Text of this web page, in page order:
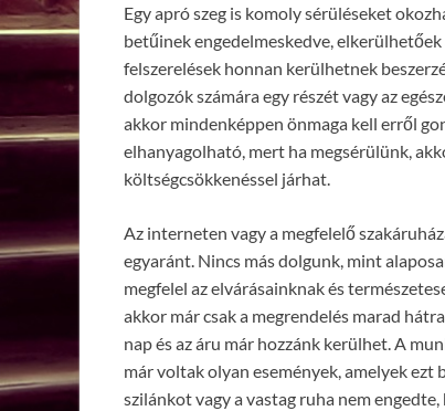
Egy apró szeg is komoly sérüléseket
betűinek engedelmeskedve,
felszerelések honnan kerülhetnek
dolgozók számára egy részét vagy az
akkor mindenképpen önmaga kell erről
elhanyagolható, mert ha megsérülünk,
költségcsökkenéssel járhat.
Az interneten vagy a megfelelő
egyaránt. Nincs más dolgunk, mint
megfelel az elvárásainknak és
akkor már csak a megrendelés marad
nap és az áru már hozzánk kerülhet. A
már voltak olyan események, amelyek
szilánkot vagy a vastag ruha nem